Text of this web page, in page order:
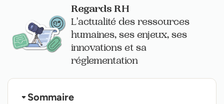
Regards RH
L'actualité des ressources
humaines, ses enjeux, ses
innovations et sa
réglementation
Sommaire